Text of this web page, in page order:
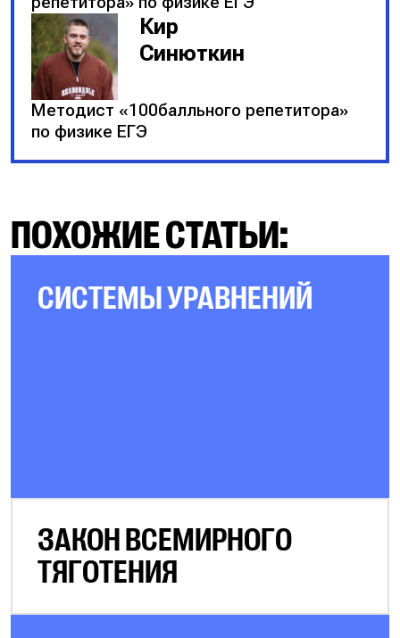
Кир
Синюткин
Методист «100балльного репетитора»
по физике ЕГЭ
ПОХОЖИЕ СТАТЬИ:
СИСТЕМЫ УРАВНЕНИЙ
ЗАКОН ВСЕМИРНОГО
ТЯГОТЕНИЯ